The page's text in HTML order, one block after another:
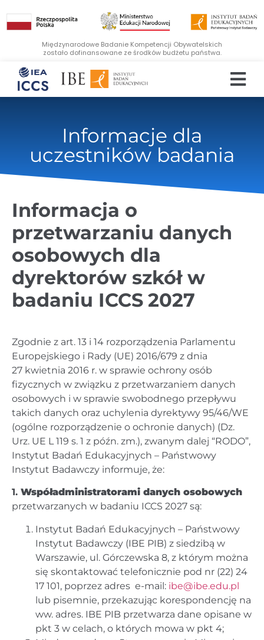
Międzynarodowe Badanie Kompetencji Obywatelskich
zostało dofinansowane ze środków budżetu państwa.
Informacje dla
uczestników badania
Informacja o
przetwarzaniu danych
osobowych dla
dyrektorów szkół w
badaniu ICCS 2027
Zgodnie z art. 13 i 14 rozporządzenia Parlamentu
Europejskiego i Rady (UE) 2016/679 z dnia
27 kwietnia 2016 r. w sprawie ochrony osób
fizycznych w związku z przetwarzaniem danych
osobowych i w sprawie swobodnego przepływu
takich danych oraz uchylenia dyrektywy 95/46/WE
(ogólne rozporządzenie o ochronie danych) (Dz.
Urz. UE L 119 s. 1 z późn. zm.), zwanym dalej “RODO”,
Instytut Badań Edukacyjnych – Państwowy
Instytut Badawczy informuje, że:
1. Współadministratorami danych osobowych
przetwarzanych w badaniu ICCS 2027 są:
Instytut Badań Edukacyjnych – Państwowy
Instytut Badawczy (IBE PIB) z siedzibą w
Warszawie, ul. Górczewska 8, z którym można
się skontaktować telefonicznie pod nr (22) 24
17 101, poprzez adres e-mail: ibe@ibe.edu.pl
lub pisemnie, przekazując korespondencję na
ww. adres. IBE PIB przetwarza dane opisane w
pkt 3 w celach, o których mowa w pkt 4;